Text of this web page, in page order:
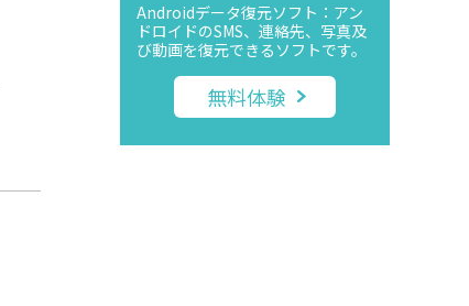
Androidデータ復元ソフト：アン
ドロイドのSMS、連絡先、写真及
び動画を復元できるソフトです。
無料体験